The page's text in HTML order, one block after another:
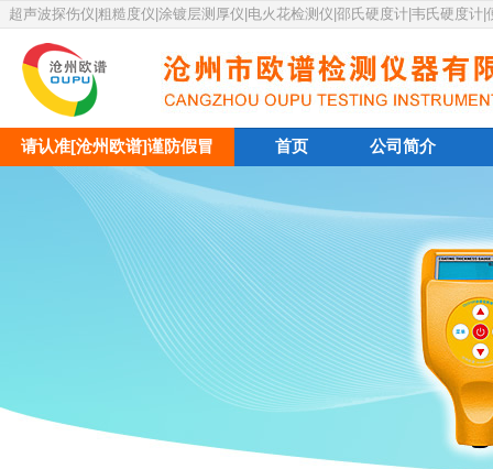
超声波探伤仪|粗糙度仪|涂镀层测厚仪|电火花检测仪|邵氏硬度计|韦氏硬度计|
请认准[沧州欧谱]谨防假冒 首页 公司简介